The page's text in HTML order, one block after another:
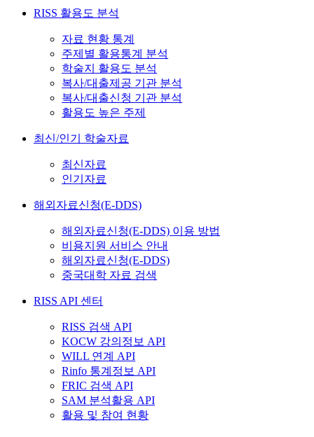
RISS 활용도 분석
자료 현황 통계
주제별 활용통계 분석
학술지 활용도 분석
복사/대출제공 기관 분석
복사/대출신청 기관 분석
활용도 높은 주제
최신/인기 학술자료
최신자료
인기자료
해외자료신청(E-DDS)
해외자료신청(E-DDS) 이용 방법
비용지원 서비스 안내
해외자료신청(E-DDS)
중국대학 자료 검색
RISS API 센터
RISS 검색 API
KOCW 강의정보 API
WILL 연계 API
Rinfo 통계정보 API
FRIC 검색 API
SAM 분석활용 API
활용 및 참여 현황